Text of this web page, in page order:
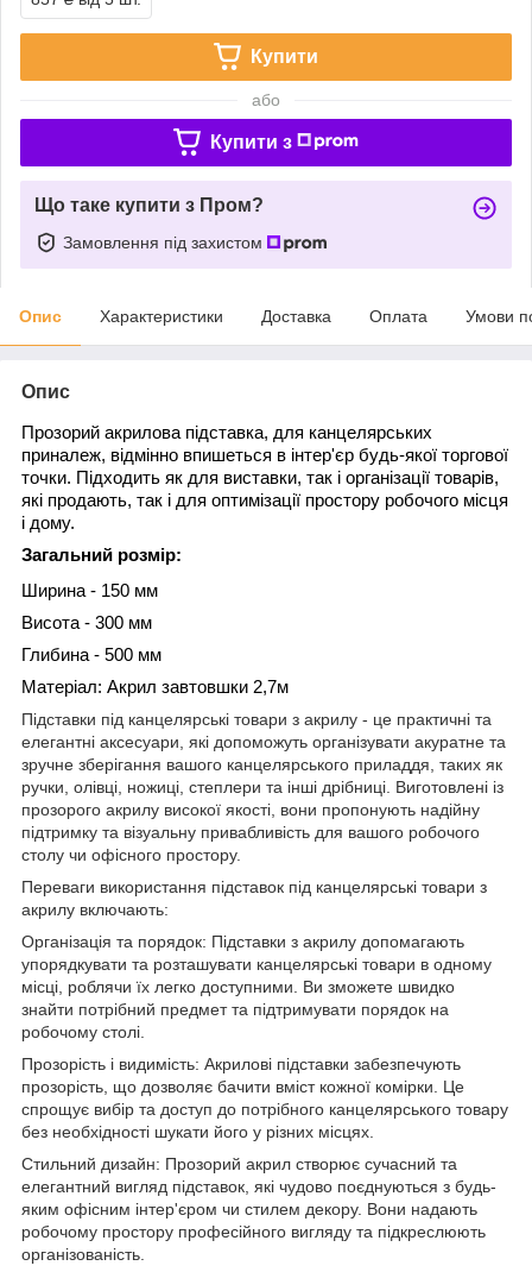
Купити
або
Купити з
Що таке купити з Пром?
Замовлення під захистом
Опис Характеристики Доставка Оплата Умови
Опис
Прозорий акрилова підставка, для канцелярських
приналеж, відмінно впишеться в інтер'єр будь-якої торгової
точки. Підходить як для виставки, так і організації товарів,
які продають, так і для оптимізації простору робочого місця
і дому.
Загальний розмір:
Ширина - 150 мм
Висота - 300 мм
Глибина - 500 мм
Матеріал: Акрил завтовшки 2,7м
Підставки під канцелярські товари з акрилу - це практичні та
елегантні аксесуари, які допоможуть організувати акуратне та
зручне зберігання вашого канцелярського приладдя, таких як
ручки, олівці, ножиці, степлери та інші дрібниці. Виготовлені із
прозорого акрилу високої якості, вони пропонують надійну
підтримку та візуальну привабливість для вашого робочого
столу чи офісного простору.
Переваги використання підставок під канцелярські товари з
акрилу включають:
Організація та порядок: Підставки з акрилу допомагають
упорядкувати та розташувати канцелярські товари в одному
місці, роблячи їх легко доступними. Ви зможете швидко
знайти потрібний предмет та підтримувати порядок на
робочому столі.
Прозорість і видимість: Акрилові підставки забезпечують
прозорість, що дозволяє бачити вміст кожної комірки. Це
спрощує вибір та доступ до потрібного канцелярського товару
без необхідності шукати його у різних місцях.
Стильний дизайн: Прозорий акрил створює сучасний та
елегантний вигляд підставок, які чудово поєднуються з будь-
яким офісним інтер'єром чи стилем декору. Вони надають
робочому простору професійного вигляду та підкреслюють
організованість.